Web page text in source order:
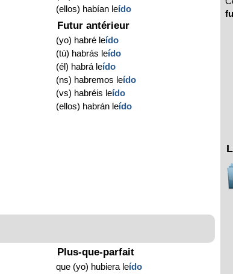
(ellos) habían leído
Futur antérieur
(yo) habré leído
(tú) habrás leído
(él) habrá leído
(ns) habremos leído
(vs) habréis leído
(ellos) habrán leído
Plus-que-parfait
que (yo) hubiera leído